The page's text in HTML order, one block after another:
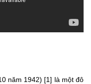
năm 1942) [1] là một đô